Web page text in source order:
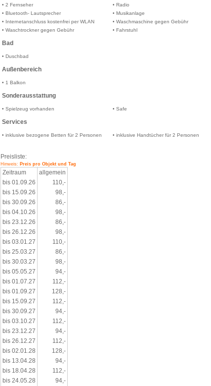
• 2 Fernseher
• Radio
• Bluetooth- Lautsprecher
• Musikanlage
• Internetanschluss kostenfrei per WLAN
• Waschmaschine gegen Gebühr
• Waschtrockner gegen Gebühr
• Fahrstuhl
Bad
• Duschbad
Außenbereich
• 1 Balkon
Sonderausstattung
• Spielzeug vorhanden • Safe
Services
• inklusive bezogene Betten für 2 Personen • inklusive Handtücher für 2 Personen
Preisliste:
Hinweis: Preis pro Objekt und Tag
Zeitraum
allgemein
bis 01.09.26
110,-
bis 15.09.26
98,-
bis 30.09.26
86,-
bis 04.10.26
98,-
bis 23.12.26
86,-
bis 26.12.26
98,-
bis 03.01.27
110,-
bis 25.03.27
86,-
bis 30.03.27
98,-
bis 05.05.27
94,-
bis 01.07.27
112,-
bis 01.09.27
128,-
bis 15.09.27
112,-
bis 30.09.27
94,-
bis 03.10.27
112,-
bis 23.12.27
94,-
bis 26.12.27
112,-
bis 02.01.28
128,-
bis 13.04.28
94,-
bis 18.04.28
112,-
bis 24.05.28
94,-